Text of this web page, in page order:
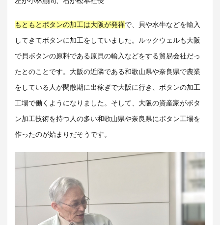
もともとボタンの加工は大阪が発祥で、貝や水牛などを輸入
してきてボタンに加工をしていました。ルックウェルも大阪
で貝ボタンの原料である原貝の輸入などをする貿易会社だっ
たとのことです。大阪の近隣である和歌山県や奈良県で農業
をしている人が閑散期に出稼ぎで大阪に行き、ボタンの加工
工場で働くようになりました。そして、大阪の資産家がボタ
ン加工技術を持つ人の多い和歌山県や奈良県にボタン工場を
作ったのが始まりだそうです。